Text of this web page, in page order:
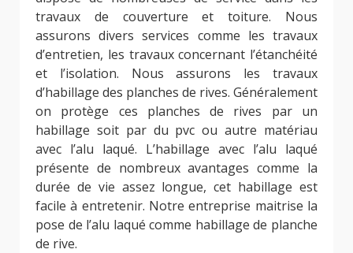
travaux de couverture et toiture. Nous
assurons divers services comme les travaux
d’entretien, les travaux concernant l’étanchéité
et l’isolation. Nous assurons les travaux
d’habillage des planches de rives. Généralement
on protège ces planches de rives par un
habillage soit par du pvc ou autre matériau
avec l’alu laqué. L’habillage avec l’alu laqué
présente de nombreux avantages comme la
durée de vie assez longue, cet habillage est
facile à entretenir. Notre entreprise maitrise la
pose de l’alu laqué comme habillage de planche
de rive.